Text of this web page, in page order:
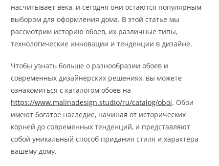
насчитывает века, и сегодня они остаются популярным
выбором для оформления дома. В этой статье мы
рассмотрим историю обоев, их различные типы,
технологические инновации и тенденции в дизайне.
Чтобы узнать больше о разнообразии обоев и
современных дизайнерских решениях, вы можете
ознакомиться с каталогом обоев на
https://www.malinadesign.studio/ru/catalog/oboi. Обои
имеют богатое наследие, начиная от исторических
корней до современных тенденций, и представляют
собой уникальный способ придания стиля и характера
вашему дому.